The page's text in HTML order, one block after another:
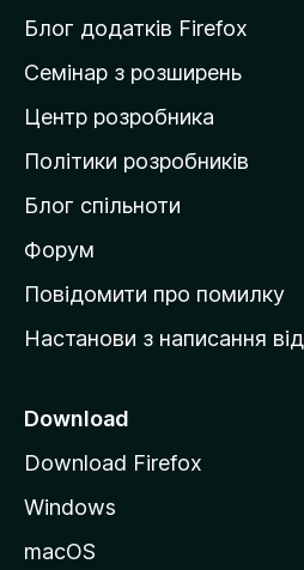
и
а
д
о
і
в
к
M
z
l
l
Блог додатків Firefox
Семінар з розширень
Центр розробника
Політики розробників
Блог спільноти
Форум
Повідомити про помилку
Настанови з написання
Download
Download Firefox
Windows
macOS